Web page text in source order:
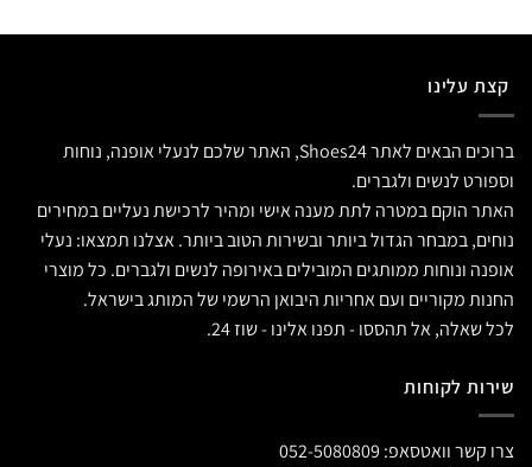
קצת עלינו
ברוכים הבאים לאתר Shoes24, האתר שלכם לנעלי אופנה, נוחות
וספורט לנשים ולגברים.
האתר הוקם במטרה לתת מענה אישי ומהיר לרכישת נעליים במחירים
נוחים, במבחר הגדול ביותר ובשירות הטוב ביותר. אצלנו תמצאו: נעלי
אופנה ונוחות ממותגים המובילים באירופה לנשים ולגברים. כל מוצרי
החנות מקוריים ועם אחריות היבואן הרשמי של המותג בישראל.
לכל שאלה, אל תהססו - תפנו אלינו - שוז 24.
שירות לקוחות
צרו קשר וואטסאפ: 052-5080809